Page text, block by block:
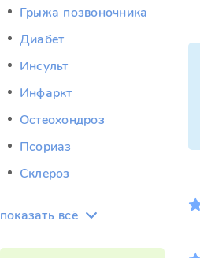
Грыжа позвоночника
Диабет
Инсульт
Инфаркт
Остеохондроз
Псориаз
Склероз
показать всё